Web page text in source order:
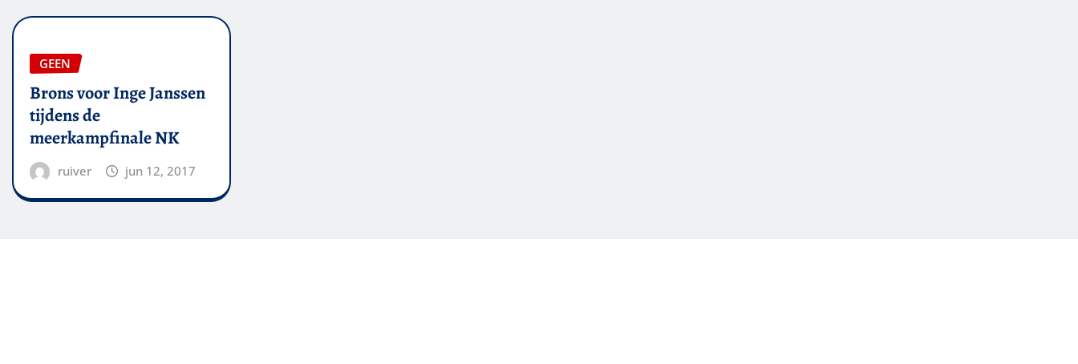
GEEN
Brons voor Inge Janssen
tijdens de
meerkampfinale NK
ruiver jun 12, 2017